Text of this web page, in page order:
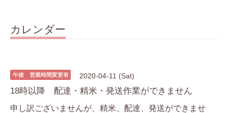
カレンダー
午後 営業時間変更有 2020-04-11 (Sat)
18時以降 配達・精米・発送作業ができません
申し訳ございませんが、精米、配達、発送ができませ